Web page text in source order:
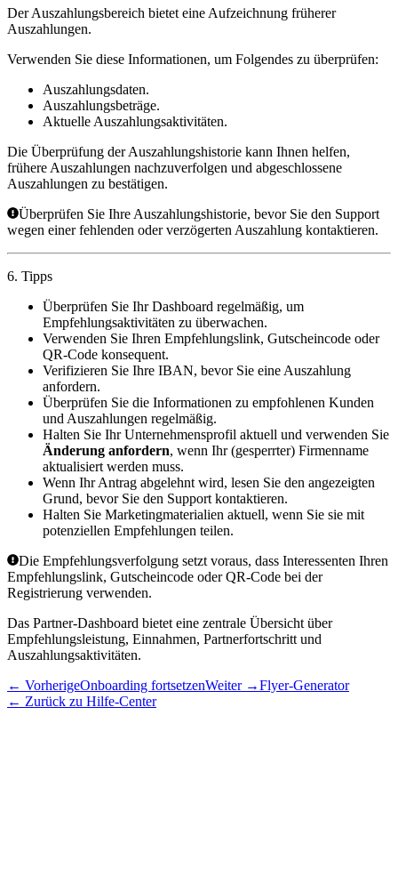
Der Auszahlungsbereich bietet eine Aufzeichnung früherer
Auszahlungen.
Verwenden Sie diese Informationen, um Folgendes zu überprüfen:
Auszahlungsdaten.
Auszahlungsbeträge.
Aktuelle Auszahlungsaktivitäten.
Die Überprüfung der Auszahlungshistorie kann Ihnen helfen,
frühere Auszahlungen nachzuverfolgen und abgeschlossene
Auszahlungen zu bestätigen.
Überprüfen Sie Ihre Auszahlungshistorie, bevor Sie den Support
wegen einer fehlenden oder verzögerten Auszahlung kontaktieren.
6. Tipps
Überprüfen Sie Ihr Dashboard regelmäßig, um
Empfehlungsaktivitäten zu überwachen.
Verwenden Sie Ihren Empfehlungslink, Gutscheincode oder
QR-Code konsequent.
Verifizieren Sie Ihre IBAN, bevor Sie eine Auszahlung
anfordern.
Überprüfen Sie die Informationen zu empfohlenen Kunden
und Auszahlungen regelmäßig.
Halten Sie Ihr Unternehmensprofil aktuell und verwenden Sie
Änderung anfordern, wenn Ihr (gesperrter) Firmenname
aktualisiert werden muss.
Wenn Ihr Antrag abgelehnt wird, lesen Sie den angezeigten
Grund, bevor Sie den Support kontaktieren.
Halten Sie Marketingmaterialien aktuell, wenn Sie sie mit
potenziellen Empfehlungen teilen.
Die Empfehlungsverfolgung setzt voraus, dass Interessenten Ihren
Empfehlungslink, Gutscheincode oder QR-Code bei der
Registrierung verwenden.
Das Partner-Dashboard bietet eine zentrale Übersicht über
Empfehlungsleistung, Einnahmen, Partnerfortschritt und
Auszahlungsaktivitäten.
← VorherigeOnboarding fortsetzenWeiter→Flyer-Generator
← Zurück zu Hilfe-Center